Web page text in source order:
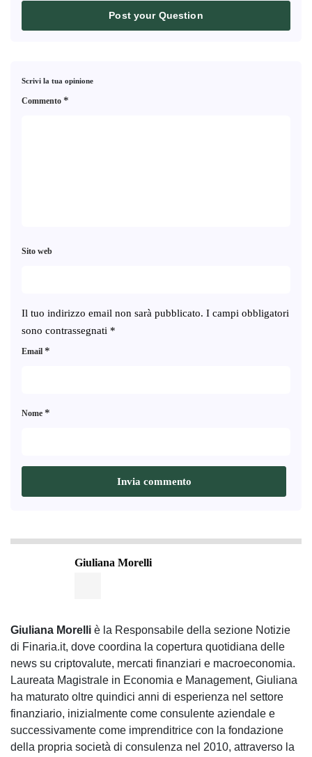
Post your Question
Scrivi la tua opinione
Il tuo indirizzo email non sarà pubblicato. I campi obbligatori
sono contrassegnati *
Commento *
Nome *
Email *
Sito web
Giuliana Morelli
Giuliana Morelli è la Responsabile della sezione Notizie
di Finaria.it, dove coordina la copertura quotidiana delle
news su criptovalute, mercati finanziari e macroeconomia.
Laureata Magistrale in Economia e Management, Giuliana
ha maturato oltre quindici anni di esperienza nel settore
finanziario, inizialmente come consulente aziendale e
successivamente come imprenditrice con la fondazione
della propria società di consulenza nel 2010, attraverso la